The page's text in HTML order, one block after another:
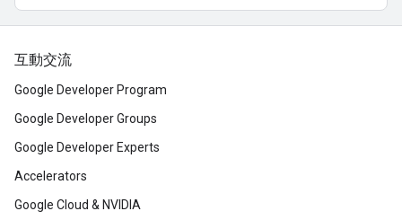
互動交流
Google Developer Program
Google Developer Groups
Google Developer Experts
Accelerators
Google Cloud & NVIDIA